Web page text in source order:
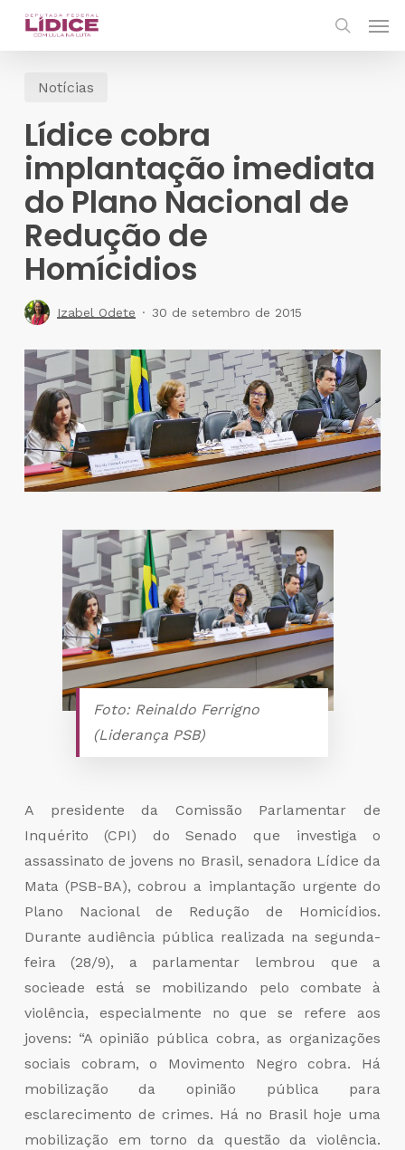
Skip
contentNotícias
Lídice cobra
implantação imediata
do Plano Nacional de
Redução de
Homícidios
Izabel Odete 30 de setembro de 2015
Foto: Reinaldo Ferrigno
(Liderança PSB)
A presidente da Comissão Parlamentar de
Inquérito (CPI) do Senado que investiga o
assassinato de jovens no Brasil, senadora Lídice da
Mata (PSB-BA), cobrou a implantação urgente do
Plano Nacional de Redução de Homicídios.
Durante audiência pública realizada na segunda-
feira (28/9), a parlamentar lembrou que a
socieade está se mobilizando pelo combate à
violência, especialmente no que se refere aos
jovens: “A opinião pública cobra, as organizações
sociais cobram, o Movimento Negro cobra. Há
mobilização da opinião pública para
esclarecimento de crimes. Há no Brasil hoje uma
mobilização em torno da questão da violência.